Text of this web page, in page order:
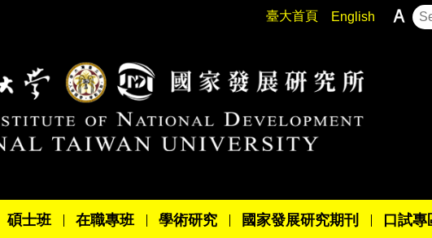
臺大首頁 English
碩士班 在職專班 學術研究 國家發展研究期刊 口試專